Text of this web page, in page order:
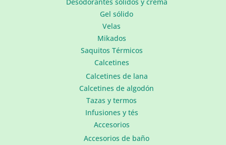
Gel sólido
Velas
Mikados
Saquitos Térmicos
Calcetines
Calcetines de lana
Calcetines de algodón
Tazas y termos
Infusiones y tés
Accesorios
Accesorios de baño